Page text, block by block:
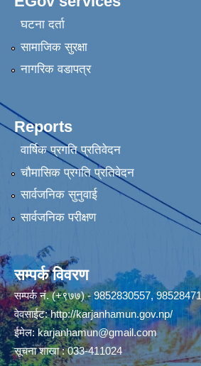
घटना दर्ता
सामाजिक सुरक्षा
नागरिक वडापत्र
Reports
वार्षिक प्रगति प्रतिवेदन
चौमासिक प्रगति प्रतिवेदन
सार्वजनिक सुनुवाई
सार्वजनिक परीक्षण
सम्पर्क विवरण
सम्पर्क नं. (+९७७) - 9852830557,
वेवसाईट:http://karjanhamun.gov.np/
ईमेल:karjanhamun@gmail.com
सूचना शाखा : 033-411024